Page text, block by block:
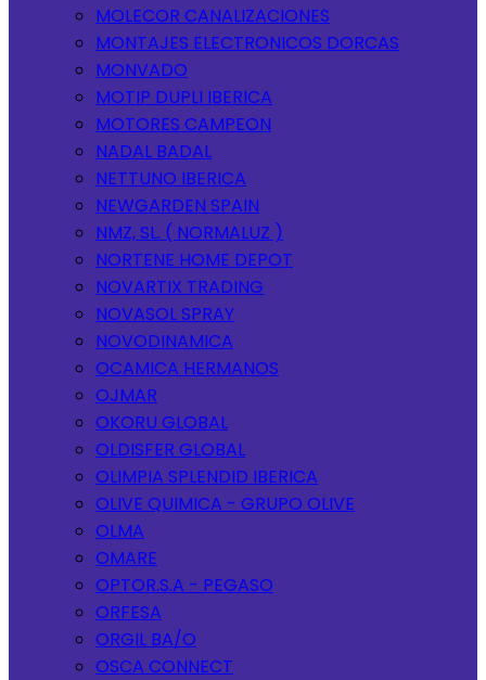
MOLECOR CANALIZACIONES
MONTAJES ELECTRONICOS DORCAS
MONVADO
MOTIP DUPLI IBERICA
MOTORES CAMPEON
NADAL BADAL
NETTUNO IBERICA
NEWGARDEN SPAIN
NMZ, SL. ( NORMALUZ )
NORTENE HOME DEPOT
NOVARTIX TRADING
NOVASOL SPRAY
NOVODINAMICA
OCAMICA HERMANOS
OJMAR
OKORU GLOBAL
OLDISFER GLOBAL
OLIMPIA SPLENDID IBERICA
OLIVE QUIMICA - GRUPO OLIVE
OLMA
OMARE
OPTOR.S.A - PEGASO
ORFESA
ORGIL BA/O
OSCA CONNECT